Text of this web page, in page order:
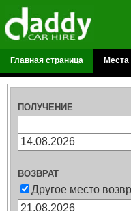
Главная страница Места
ПОЛУЧЕНИЕ
ВОЗВРАТ
Другое место